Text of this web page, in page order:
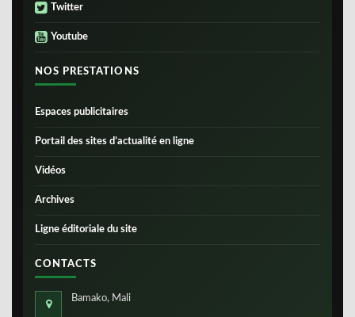
Twitter
Youtube
NOS PRESTATIONS
Espaces publicitaires
Portail des sites d’actualité en ligne
Vidéos
Archives
Ligne éditoriale du site
CONTACTS
Bamako, Mali